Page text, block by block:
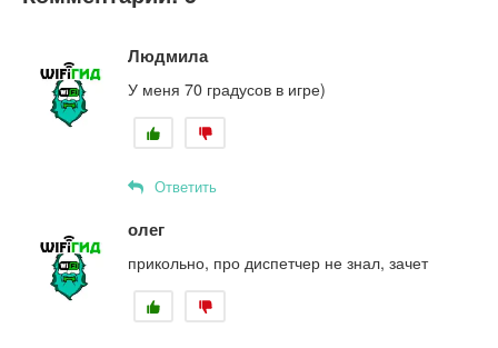
Людмила
У меня 70 градусов в игре)
Ответить
олег
прикольно, про диспетчер не знал, зачет